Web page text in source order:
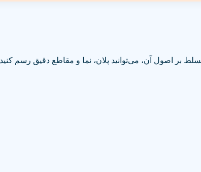
اصول آن، می‌توانید پلان، نما و مقاطع دقیق رسم کنید